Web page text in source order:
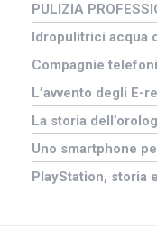
PULIZIA
Idropulitrici acqua
Compagnie
L’avvento degli E-
La storia
Uno smartphone
PlayStation, storia